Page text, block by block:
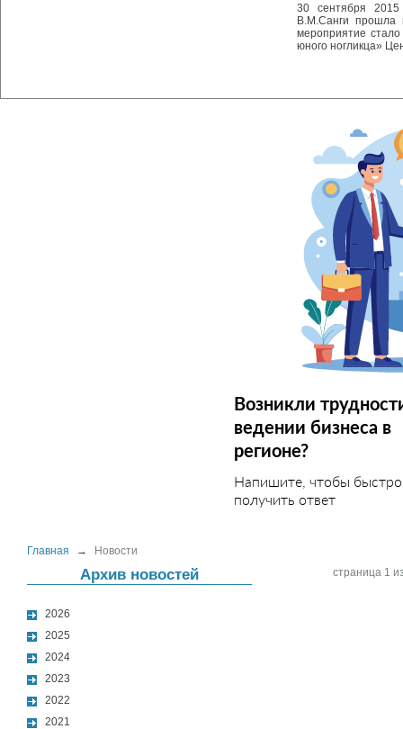
Возникли
ведении бизнеса в
регионе?
Напишите, чтобы быстро
получить ответ
Главная → Новости
Архив новостей
2026
2025
2024
2023
2022
2021
30 сентября
В.М.Санги прошла
мероприятие
юного ногликца»
страница 1